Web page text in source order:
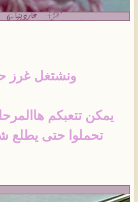
ونشتغل غرز
يمكن تتعبكم
تحملوا حتى